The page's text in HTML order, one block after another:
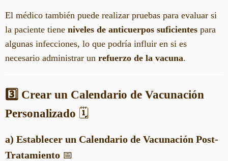
El médico también puede realizar pruebas para evaluar si
la paciente tiene niveles de anticuerpos suficientes para
algunas infecciones, lo que podría influir en si es
necesario administrar un refuerzo de la vacuna.
3️⃣ Crear un Calendario de Vacunación
Personalizado 🗓️
a) Establecer un Calendario de Vacunación Post-
Tratamiento 📅